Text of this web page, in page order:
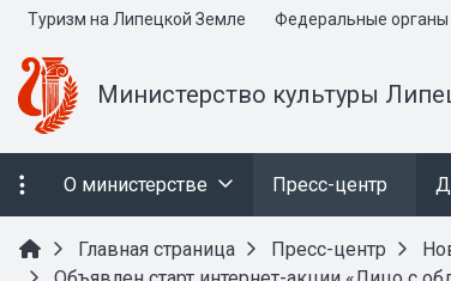
Туризм на Липецкой Земле Федеральные органы
Министерство культуры
О министерстве Пресс-центр
Главная страница Пресс-центр